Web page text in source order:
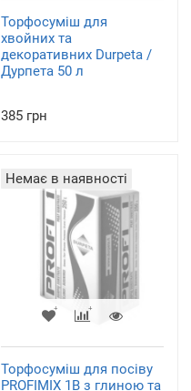
Торфосуміш для
хвойних та
декоративних Durpeta /
Дурпета 50 л
385 грн
Немає в наявності
Торфосуміш для посіву
PROFIMIX 1B з глиною та